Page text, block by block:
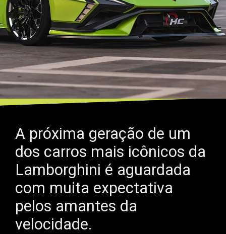
A próxima geração de um
dos carros mais icônicos da
Lamborghini é aguardada
com muita expectativa
pelos amantes da
velocidade.